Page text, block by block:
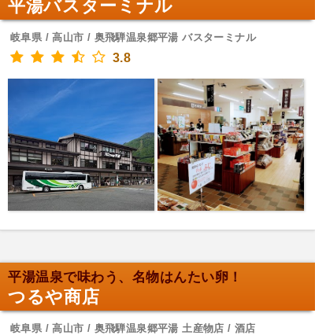
平湯バスターミナル
岐阜県 / 高山市 / 奥飛騨温泉郷平湯 バスターミナル
3.8
平湯温泉で味わう、名物はんたい卵！
つるや商店
岐阜県 / 高山市 / 奥飛騨温泉郷平湯 土産物店 / 酒店